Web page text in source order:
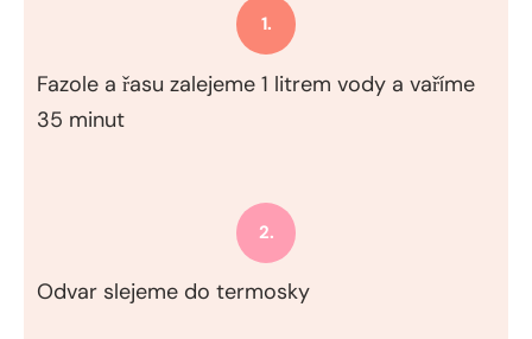
1.
Fazole a řasu zalejeme 1 litrem vody a vaříme
35 minut
2.
Odvar slejeme do termosky